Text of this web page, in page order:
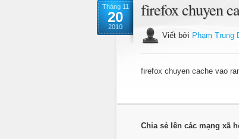
Tháng 11
20
2010
firefox chuyen
Viết bởi Phạm Trung
firefox chuyen cache vao
Chia sẻ lên các mạng xã